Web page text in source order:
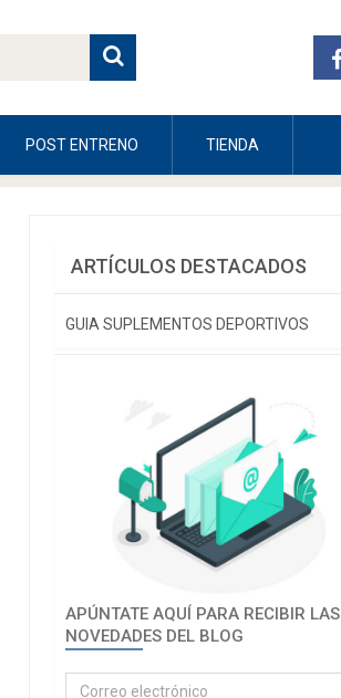
POST ENTRENO TIENDA
ARTÍCULOS DESTACADOS
GUIA SUPLEMENTOS DEPORTIVOS
APÚNTATE AQUÍ PARA RECIBIR LAS
NOVEDADES DEL BLOG